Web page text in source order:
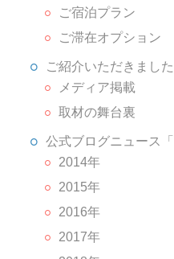
ご宿泊プラン
ご滞在オプション
ご紹介いただきました
メディア掲載
取材の舞台裏
公式ブログニュース
2014年
2015年
2016年
2017年